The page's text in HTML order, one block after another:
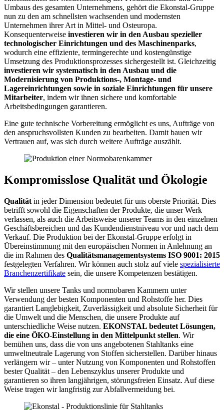
Umbaus des gesamten Unternehmens, gehört die Ekonstal-Gruppe
nun zu den am schnellsten wachsenden und modernsten
Unternehmen ihrer Art in Mittel- und Osteuropa.
Konsequenterweise investieren wir in den Ausbau spezieller
technologischer Einrichtungen und des Maschinenparks,
wodurch eine effiziente, termingerechte und kostengünstige
Umsetzung des Produktionsprozesses sichergestellt ist. Gleichzeitig
investieren wir systematisch in den Ausbau und die
Modernisierung von Produktions-, Montage- und
Lagereinrichtungen sowie in soziale Einrichtungen für unsere
Mitarbeiter, indem wir ihnen sichere und komfortable
Arbeitsbedingungen garantieren.
Eine gute technische Vorbereitung ermöglicht es uns, Aufträge von
den anspruchsvollsten Kunden zu bearbeiten. Damit bauen wir
Vertrauen auf, was sich durch weitere Aufträge auszählt.
Kompromisslose Qualität und Ökologie
Qualität in jeder Dimension bedeutet für uns oberste Priorität. Dies
betrifft sowohl die Eigenschaften der Produkte, die unser Werk
verlassen, als auch die Arbeitsweise unserer Teams in den einzelnen
Geschäftsbereichen und das Kundendienstniveau vor und nach dem
Verkauf. Die Produktion bei der Ekonstal-Gruppe erfolgt in
Übereinstimmung mit den europäischen Normen in Anlehnung an
die im Rahmen des Qualitätsmanagementsystems ISO 9001: 2015
festgelegten Verfahren. Wir können auch stolz auf viele spezialisierte
Branchenzertifikate sein, die unsere Kompetenzen bestätigen.
Wir stellen unsere Tanks und normobaren Kammern unter
Verwendung der besten Komponenten und Rohstoffe her. Dies
garantiert Langlebigkeit, Zuverlässigkeit und absolute Sicherheit für
die Umwelt und die Menschen, die unsere Produkte auf
unterschiedliche Weise nutzen. EKONSTAL bedeutet Lösungen,
die eine ÖKO-Einstellung in den Mittelpunkt stellen. Wir
bemühen uns, dass die von uns angebotenen Stahltanks eine
umweltneutrale Lagerung von Stoffen sicherstellen. Darüber hinaus
verlängern wir – unter Nutzung von Komponenten und Rohstoffen
bester Qualität – den Lebenszyklus unserer Produkte und
garantieren so ihren langjährigen, störungsfreien Einsatz. Auf diese
Weise tragen wir langfristig zur Abfallvermeidung bei.